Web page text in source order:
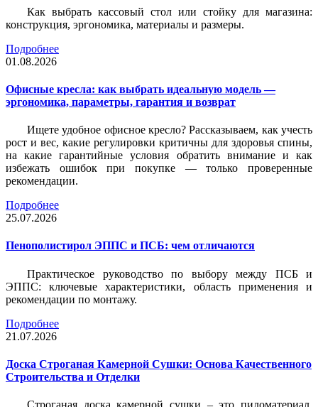
Как выбрать кассовый стол или стойку для магазина:
конструкция, эргономика, материалы и размеры.
Подробнее
01.08.2026
Офисные кресла: как выбрать идеальную модель —
эргономика, параметры, гарантия и возврат
Ищете удобное офисное кресло? Рассказываем, как учесть
рост и вес, какие регулировки критичны для здоровья спины,
на какие гарантийные условия обратить внимание и как
избежать ошибок при покупке — только проверенные
рекомендации.
Подробнее
25.07.2026
Пенополистирол ЭППС и ПСБ: чем отличаются
Практическое руководство по выбору между ПСБ и
ЭППС: ключевые характеристики, область применения и
рекомендации по монтажу.
Подробнее
21.07.2026
Доска Строганая Камерной Сушки: Основа Качественного
Строительства и Отделки